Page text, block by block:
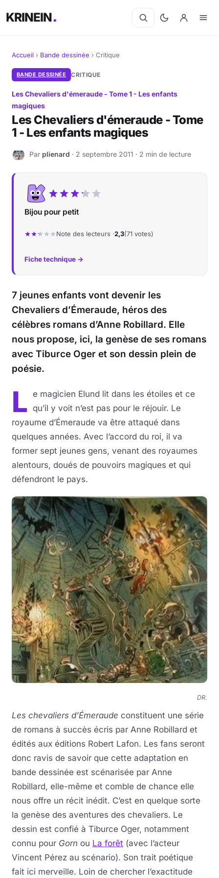
KRINEIN
Cinéma
Séries
Manga
Jeux vidéo
Jeux de société
Sortir
Forum
Accueil › Bande dessinée › Critique
BANDE DESSINÉE CRITIQUE
Les Chevaliers d'émeraude - Tome 1 - Les enfants
magiques
Les Chevaliers d'émeraude - Tome
1 - Les enfants magiques
P Par plienard · 2 septembre 2011 · 2 min de lecture
Bijou pour petit
Note des lecteurs ·2,3(71 votes)
Fiche technique →
7 jeunes enfants vont devenir les
Chevaliers d’Émeraude, héros des
célèbres romans d’Anne Robillard. Elle
nous propose, ici, la genèse de ses romans
avec Tiburce Oger et son dessin plein de
poésie.
L
e magicien Elund lit dans les étoiles et ce
qu’il y voit n’est pas pour le réjouir. Le
royaume d’Émeraude va être attaqué dans
quelques années. Avec l’accord du roi, il va
former sept jeunes gens, venant des royaumes
alentours, doués de pouvoirs magiques et qui
défendront le pays.
DR.
Les chevaliers d’Émeraude constituent une série
de romans à succès écris par Anne Robillard et
édités aux éditions Robert Lafon. Les fans seront
donc ravis de savoir que cette adaptation en
bande dessinée est scénarisée par Anne
Robillard, elle-même et comble de chance elle
nous offre un récit inédit. C’est en quelque sorte
la genèse des aventures des chevaliers. Le
dessin est confié à Tiburce Oger, notamment
connu pour Gorn ou La forêt (avec l’acteur
Vincent Pérez au scénario). Son trait poétique
fait ici merveille. Loin de chercher l’exactitude